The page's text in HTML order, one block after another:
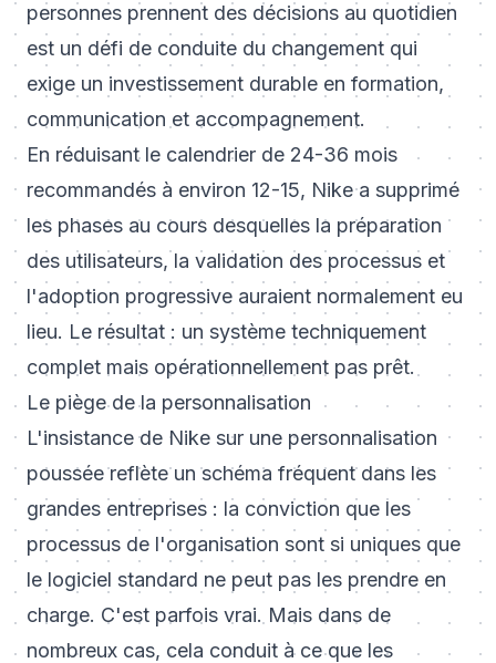
personnes prennent des décisions au quotidien
est un défi de conduite du changement qui
exige un investissement durable en formation,
communication et accompagnement.
En réduisant le calendrier de 24-36 mois
recommandés à environ 12-15, Nike a supprimé
les phases au cours desquelles la préparation
des utilisateurs, la validation des processus et
l'adoption progressive auraient normalement eu
lieu. Le résultat : un système techniquement
complet mais opérationnellement pas prêt.
Le piège de la personnalisation
L'insistance de Nike sur une personnalisation
poussée reflète un schéma fréquent dans les
grandes entreprises : la conviction que les
processus de l'organisation sont si uniques que
le logiciel standard ne peut pas les prendre en
charge. C'est parfois vrai. Mais dans de
nombreux cas, cela conduit à ce que les